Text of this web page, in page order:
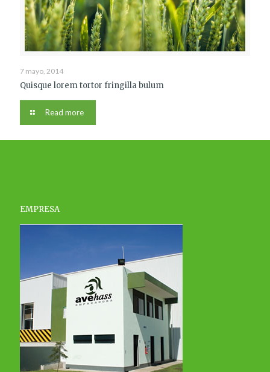
7 mayo, 2014
Quisque lorem tortor fringilla bulum
Read more
EMPRESA